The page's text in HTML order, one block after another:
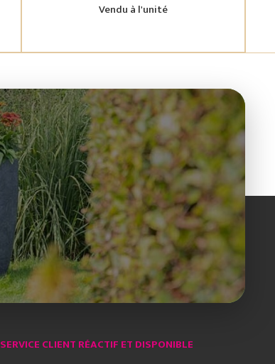
Vendu à l'unité
SERVICE CLIENT RÉACTIF ET DISPONIBLE